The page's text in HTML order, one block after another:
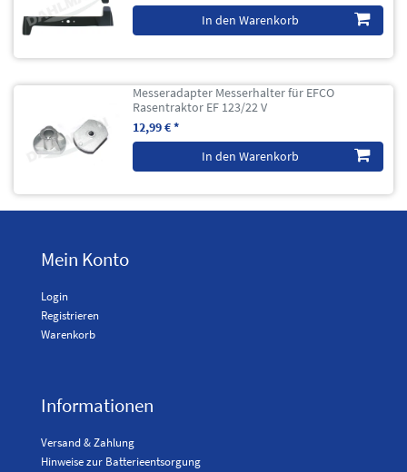
In den Warenkorb
Messeradapter Messerhalter für EFCO
Rasentraktor EF 123/22 V
12,99 € *
In den Warenkorb
Mein Konto
Login
Registrieren
Warenkorb
Informationen
Versand & Zahlung
Hinweise zur Batterieentsorgung